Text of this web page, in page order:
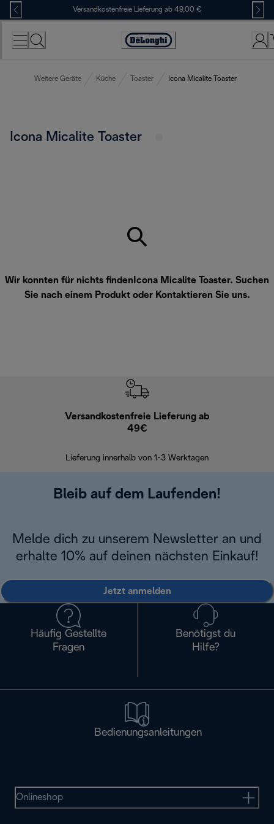
Skip
to
Content
Versandkostenfreie Lieferung ab 49,00 €
Erklärung
Zugänglichkeit
Weitere Geräte Küche Toaster Icona Micalite Toaster
Icona Micalite Toaster
Wir konnten für nichts findenIcona Micalite Toaster. Suchen
Sie nach einem Produkt oder Kontaktieren Sie uns.
Versandkostenfreie Lieferung ab
49€
Lieferung innerhalb von 1-3 Werktagen
Bleib auf dem Laufenden!
Melde dich zu unserem Newsletter an und
erhalte 10% auf deinen nächsten Einkauf!
Jetzt anmelden
Häufig Gestellte
Fragen
Benötigst du
Hilfe?
Bedienungsanleitungen
Onlineshop